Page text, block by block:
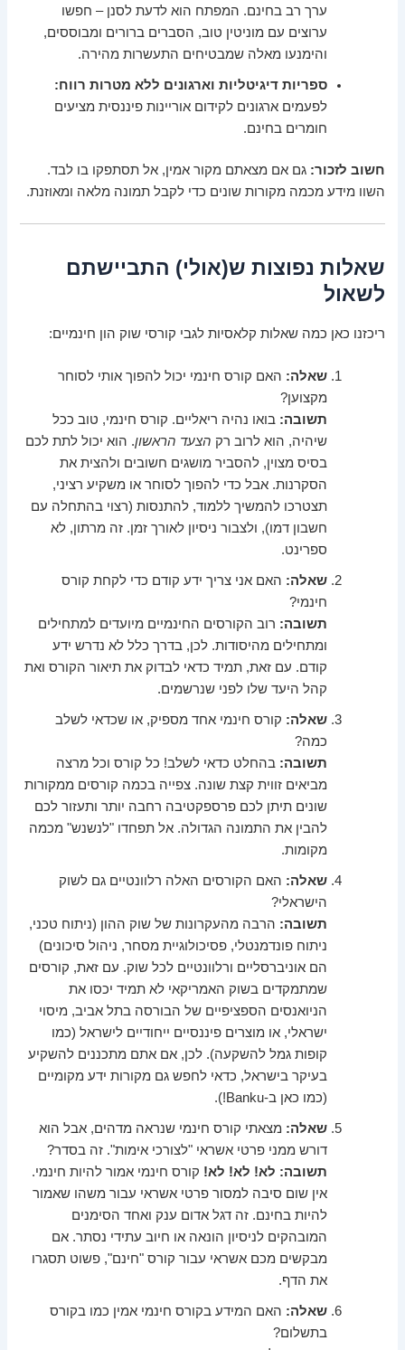
ערך רב בחינם. המפתח הוא לדעת לסנן – חפשו
ערוצים עם מוניטין טוב, הסברים ברורים ומבוססים,
והימנעו מאלה שמבטיחים התעשרות מהירה.
ספריות דיגיטליות וארגונים ללא מטרות רווח:
לפעמים ארגונים לקידום אוריינות פיננסית מציעים
חומרים בחינם.
חשוב לזכור: גם אם מצאתם מקור אמין, אל תסתפקו בו לבד.
השוו מידע מכמה מקורות שונים כדי לקבל תמונה מלאה ומאוזנת.
שאלות נפוצות ש(אולי) התביישתם
לשאול
ריכזנו כאן כמה שאלות קלאסיות לגבי קורסי שוק הון חינמיים:
שאלה: האם קורס חינמי יכול להפוך אותי לסוחר
מקצוען?
תשובה: בואו נהיה ריאליים. קורס חינמי, טוב ככל
שיהיה, הוא לרוב רק הצעד הראשון. הוא יכול לתת לכם
בסיס מצוין, להסביר מושגים חשובים ולהצית את
הסקרנות. אבל כדי להפוך לסוחר או משקיע רציני,
תצטרכו להמשיך ללמוד, להתנסות (רצוי בהתחלה עם
חשבון דמו), ולצבור ניסיון לאורך זמן. זה מרתון, לא
ספרינט.
שאלה: האם אני צריך ידע קודם כדי לקחת קורס
חינמי?
תשובה: רוב הקורסים החינמיים מיועדים למתחילים
ומתחילים מהיסודות. לכן, בדרך כלל לא נדרש ידע
קודם. עם זאת, תמיד כדאי לבדוק את תיאור הקורס ואת
קהל היעד שלו לפני שנרשמים.
שאלה: קורס חינמי אחד מספיק, או שכדאי לשלב
כמה?
תשובה: בהחלט כדאי לשלב! כל קורס וכל מרצה
מביאים זווית קצת שונה. צפייה בכמה קורסים ממקורות
שונים תיתן לכם פרספקטיבה רחבה יותר ותעזור לכם
להבין את התמונה הגדולה. אל תפחדו "לנשנש" מכמה
מקומות.
שאלה: האם הקורסים האלה רלוונטיים גם לשוק
הישראלי?
תשובה: הרבה מהעקרונות של שוק ההון (ניתוח טכני,
ניתוח פונדמנטלי, פסיכולוגיית מסחר, ניהול סיכונים)
הם אוניברסליים ורלוונטיים לכל שוק. עם זאת, קורסים
שמתמקדים בשוק האמריקאי לא תמיד יכסו את
הניואנסים הספציפיים של הבורסה בתל אביב, מיסוי
ישראלי, או מוצרים פיננסיים ייחודיים לישראל (כמו
קופות גמל להשקעה). לכן, אם אתם מתכננים להשקיע
בעיקר בישראל, כדאי לחפש גם מקורות ידע מקומיים
(כמו כאן ב-Banku!).
שאלה: מצאתי קורס חינמי שנראה מדהים, אבל הוא
דורש ממני פרטי אשראי "לצורכי אימות". זה בסדר?
תשובה: לא! לא! לא! קורס חינמי אמור להיות חינמי.
אין שום סיבה למסור פרטי אשראי עבור משהו שאמור
להיות בחינם. זה דגל אדום ענק ואחד הסימנים
המובהקים לניסיון הונאה או חיוב עתידי נסתר. אם
מבקשים מכם אשראי עבור קורס "חינם", פשוט תסגרו
את הדף.
שאלה: האם המידע בקורס חינמי אמין כמו בקורס
בתשלום?